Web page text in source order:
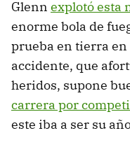
Glenn explotó esta
enorme bola de
prueba en tierra en
accidente, que
heridos, supone
carrera por
este iba a ser su